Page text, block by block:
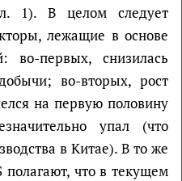
1). В целом следует
лежащие в основе
во-первых, снизилась
во-вторых, рост
на первую половину
упал (что
в Китае). В то же
полагают, что в текущем